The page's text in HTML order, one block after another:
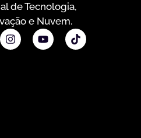
de Tecnologia,
e Nuvem.